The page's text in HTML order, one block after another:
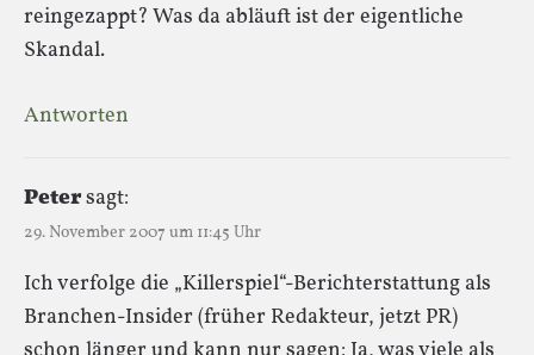
reingezappt? Was da abläuft ist der eigentliche
Skandal.
Antworten
Petersagt:
29. November 2007 um 11:45 Uhr
Ich verfolge die „Killerspiel“-Berichterstattung als
Branchen-Insider (früher Redakteur, jetzt PR)